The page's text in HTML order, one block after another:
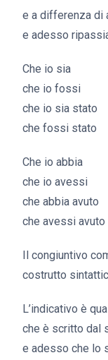
e a differenza di
e adesso
Che io sia
che io fossi
che io sia stato
che fossi stato
Che io abbia
che io avessi
che abbia avuto
che avessi avuto
Il congiuntivo
costrutto
L’indicativo è
che è scritto dal
e adesso che lo